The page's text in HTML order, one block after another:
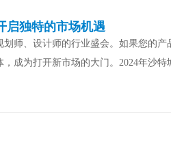
启独特的市场机遇
师、设计师的行业盛会。如果您的产
成为打开新市场的大门。2024年沙